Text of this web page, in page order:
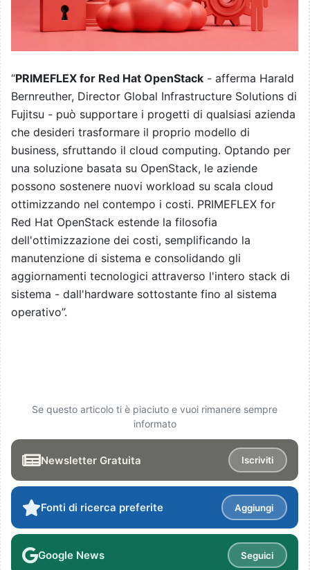
“PRIMEFLEX for Red Hat OpenStack - afferma Harald
Bernreuther, Director Global Infrastructure Solutions di
Fujitsu - può supportare i progetti di qualsiasi azienda
che desideri trasformare il proprio modello di
business, sfruttando il cloud computing. Optando per
una soluzione basata su OpenStack, le aziende
possono sostenere nuovi workload su scala cloud
ottimizzando nel contempo i costi. PRIMEFLEX for
Red Hat OpenStack estende la filosofia
dell'ottimizzazione dei costi, semplificando la
manutenzione di sistema e consolidando gli
aggiornamenti tecnologici attraverso l'intero stack di
sistema - dall'hardware sottostante fino al sistema
operativo”.
Se questo articolo ti è piaciuto e vuoi rimanere sempre
informato
Newsletter Gratuita Iscriviti
Fonti di ricerca preferite Aggiungi
Google News Seguici